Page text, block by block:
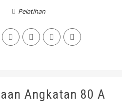
Pelatihan
Angkatan 80 A